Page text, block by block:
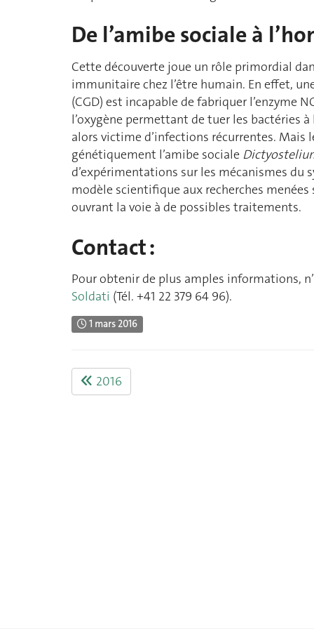
De l’amibe sociale à
Cette découverte joue un rôle primordial
immunitaire chez l’être humain. En effet,
(CGD) est incapable de fabriquer l’enzyme
l’oxygène permettant de tuer les bactéries
alors victime d’infections récurrentes.
génétiquement l’amibe sociale
d’expérimentations sur les mécanismes
modèle scientifique aux recherches
ouvrant la voie à de possibles traitements.
Contact :
Pour obtenir de plus amples informations,
Soldati (Tél. +41 22 379 64 96).
1 mars 2016
2016